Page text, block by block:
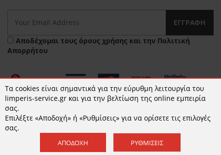
ΕΓΓΡΑΦΉ
Αποδέχομαι τους όρους χρήσης και την Πολιτική
Απορρήτου
© 2026 limperis-service.gr | Κατασκευή ιστοσελίδων -
www.qualityweb.gr
Τα cookies είναι σημαντικά για την εύρυθμη λειτουργία του
limperis-service.gr και για την βελτίωση της online εμπειρία
σας.
Επιλέξτε «Αποδοχή» ή «Ρυθμίσεις» για να ορίσετε τις επιλογές
σας.
ΑΠΟΔΟΧΉ ΡΥΘΜΊΣΕΙΣ